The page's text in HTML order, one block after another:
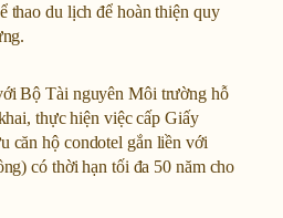
thao du lịch để hoàn thiện quy
Bộ Tài nguyên Môi trường hỗ
thực hiện việc cấp Giấy
căn hộ condotel gắn liền với
có thời hạn tối đa 50 năm cho